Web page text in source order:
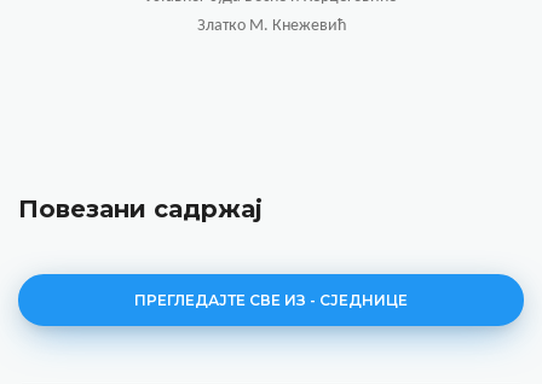
Златко М. Кнежевић
Повезани садржај
ПРЕГЛЕДАЈТЕ СВЕ ИЗ - СЈЕДНИЦЕ